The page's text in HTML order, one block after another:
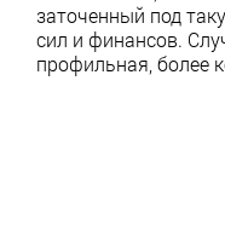
заточенный под
сил и финансов.
профильная, более